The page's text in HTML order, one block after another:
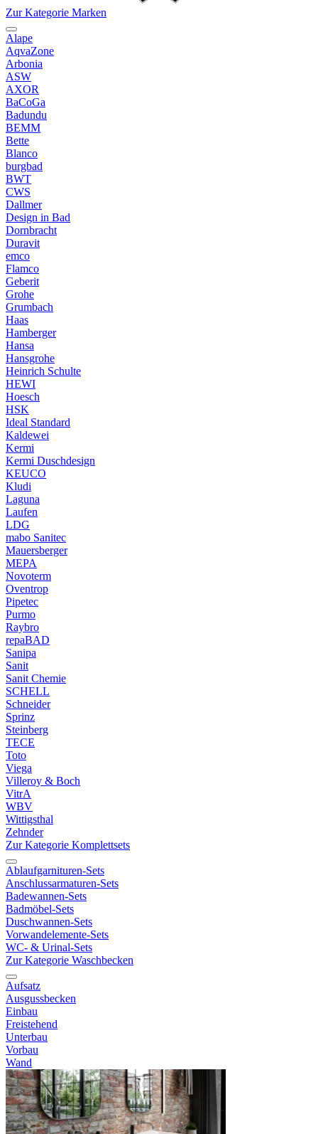
Zur Kategorie Marken
Alape
AqvaZone
Arbonia
ASW
AXOR
BaCoGa
Badundu
BEMM
Bette
Blanco
burgbad
BWT
CWS
Dallmer
Design in Bad
Dornbracht
Duravit
emco
Flamco
Geberit
Grohe
Grumbach
Haas
Hamberger
Hansa
Hansgrohe
Heinrich Schulte
HEWI
Hoesch
HSK
Ideal Standard
Kaldewei
Kermi
Kermi Duschdesign
KEUCO
Kludi
Laguna
Laufen
LDG
mabo Sanitec
Mauersberger
MEPA
Novoterm
Oventrop
Pipetec
Purmo
Raybro
repaBAD
Sanipa
Sanit
Sanit Chemie
SCHELL
Schneider
Sprinz
Steinberg
TECE
Toto
Viega
Villeroy & Boch
VitrA
WBV
Wittigsthal
Zehnder
Zur Kategorie Komplettsets
Ablaufgarnituren-Sets
Anschlussarmaturen-Sets
Badewannen-Sets
Badmöbel-Sets
Duschwannen-Sets
Vorwandelemente-Sets
WC- & Urinal-Sets
Zur Kategorie Waschbecken
Aufsatz
Ausgussbecken
Einbau
Freistehend
Unterbau
Vorbau
Wand